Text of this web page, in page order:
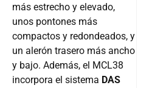
más estrecho y elevado,
unos pontones más
compactos y redondeados, y
un alerón trasero más ancho
y bajo. Además, el MCL38
incorpora el sistema DAS